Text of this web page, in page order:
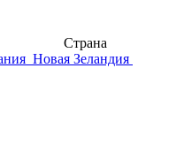
Страна
Новая Зеландия